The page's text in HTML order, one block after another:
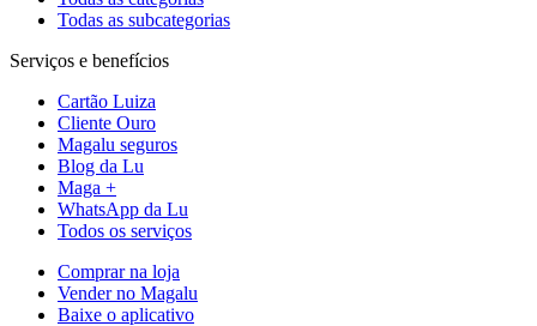
Todas as subcategorias
Serviços e benefícios
Cartão Luiza
Cliente Ouro
Magalu seguros
Blog da Lu
Maga +
WhatsApp da Lu
Todos os serviços
Comprar na loja
Vender no Magalu
Baixe o aplicativo